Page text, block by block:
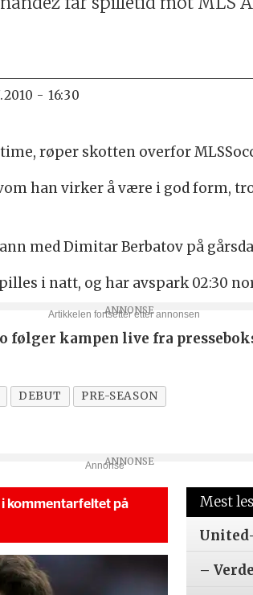
- 16:30
røper skotten overfor
han virker å være i god form,
med Dimitar Berbatov på
i natt, og har avspark 02:30
følger kampen live fra
DEBUT PRE-SEASON
Annonse
i kommentarfeltet på
Mest
–